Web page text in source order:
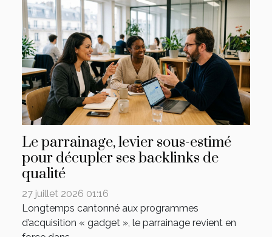
Le parrainage, levier sous-estimé
pour décupler ses backlinks de
qualité
27 juillet 2026 01:16
Longtemps cantonné aux programmes
d’acquisition « gadget », le parrainage revient en